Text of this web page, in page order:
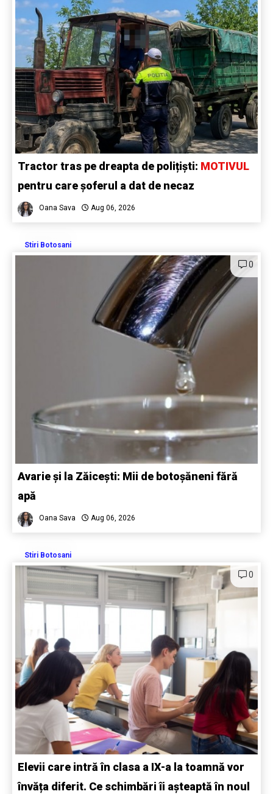
Tractor tras pe dreapta de polițiști: MOTIVUL
pentru care șoferul a dat de necaz
Oana Sava Aug 06, 2026
Stiri Botosani
0
Avarie și la Zăicești: Mii de botoșăneni fără
apă
Oana Sava Aug 06, 2026
Stiri Botosani
0
Elevii care intră în clasa a IX-a la toamnă vor
învăța diferit. Ce schimbări îi așteaptă în noul